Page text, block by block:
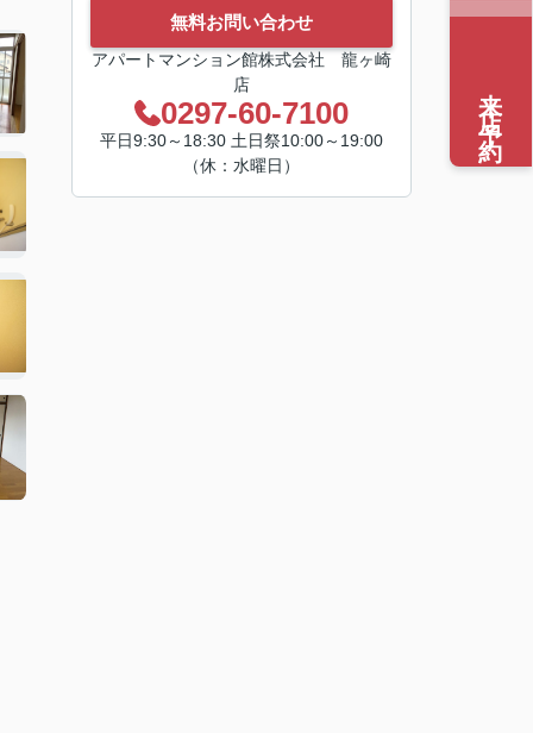
無料お問い合わせ
アパートマンション館株式会社 龍ヶ崎
店
0297-60-7100
平日9:30～18:30 土日祭10:00～19:00
（休：水曜日）
来店予約